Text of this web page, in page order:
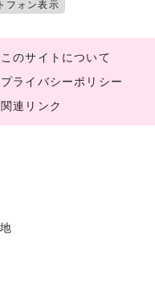
フォン表示
このサイトについて
プライバシーポリシー
関連リンク